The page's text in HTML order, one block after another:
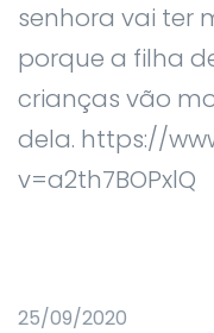
senhora vai ter
porque a filha
crianças vão
dela. https://
v=a2th7BOPxlQ
25/09/2020